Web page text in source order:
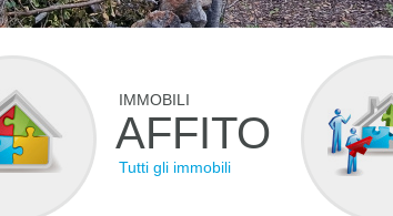
IMMOBILI
AFFITO
Tutti gli immobili